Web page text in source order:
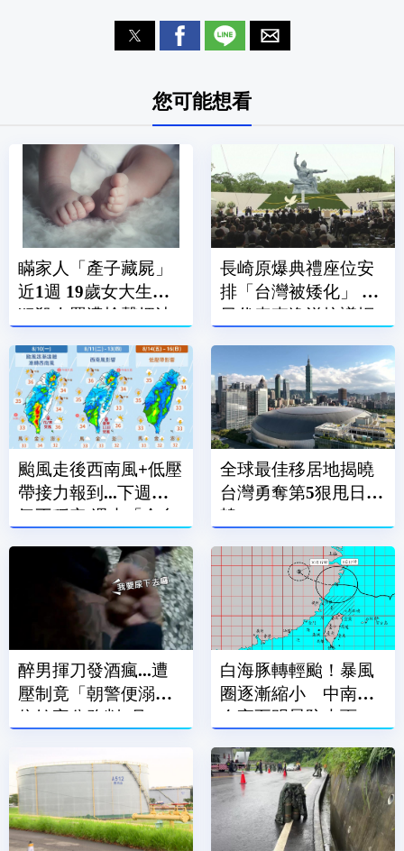
您可能想看
瞞家人「產子藏屍」
近1週 19歲女大生涉
犯殺人罪遭檢聲押法
長崎原爆典禮座位安
排「台灣被矮化」 駐
日代表李逸洋抗議拒
颱風走後西南風+低壓
帶接力報到...下週天
氣不穩定 週末「全台
全球最佳移居地揭曉
台灣勇奪第5狠甩日.
韓
醉男揮刀發酒瘋...遭
壓制竟「朝警便溺」
依妨害公務判2月
白海豚轉輕颱！暴風
圈逐漸縮小 中南部
今夜至明晨防大雨